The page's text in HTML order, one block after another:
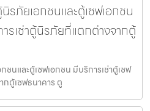
ภัยเอกชนและตู้เซฟเอกชน
รเช่าตู้นิรภัยที่แตกต่างจากตู้
นและตู้เซฟเอกชน มีบริการเช่าตู้เซฟ
กตู้เซฟธนาคาร ตู